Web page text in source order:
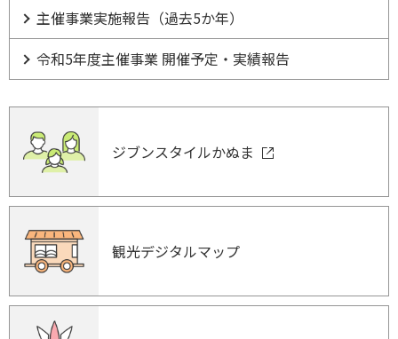
主催事業実施報告（過去5か年）
令和5年度主催事業 開催予定・実績報告
ジブンスタイルかぬま
観光デジタルマップ